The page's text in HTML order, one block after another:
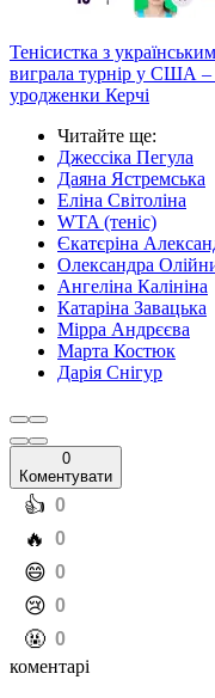
Тенісистка з
виграла турнір у США
уродженки Керчі
Читайте ще:
Джессіка Пегула
Даяна Ястремська
Еліна Світоліна
WTA (теніс)
Єкатєріна
Олександра
Ангеліна Калініна
Катаріна Завацька
Мірра Андрєєва
Марта Костюк
Дарія Снігур
0
Коментувати
️👍 0
️🔥 0
️😄 0
️😢 0
️🤬 0
коментарі